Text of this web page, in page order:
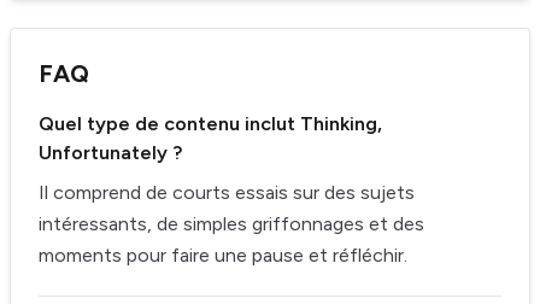
FAQ
Quel type de contenu inclut Thinking,
Unfortunately ?
Il comprend de courts essais sur des sujets
intéressants, de simples griffonnages et des
moments pour faire une pause et réfléchir.